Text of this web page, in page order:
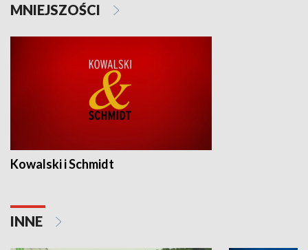
MNIEJSZOŚCI
Kowalski i Schmidt
INNE